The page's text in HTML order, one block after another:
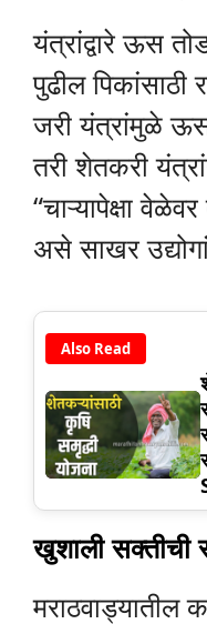
यंत्रांद्वारे ऊस
पुढील
जरी यंत्रांमुळे
तरी शेतकरी
“चाऱ्यापेक्षा
असे साखर
Also Read
खुशाली सक्तीची
मराठवाड्यातील